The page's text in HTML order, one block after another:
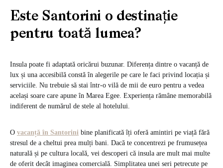
Este Santorini o destinație
pentru toată lumea?
Insula poate fi adaptată oricărui buzunar. Diferența dintre o vacanță de
lux și una accesibilă constă în alegerile pe care le faci privind locația și
serviciile. Nu trebuie să stai într-o vilă de mii de euro pentru a vedea
același soare care apune în Marea Egee. Experiența rămâne memorabilă
indiferent de numărul de stele al hotelului.
O vacanță în Santorini bine planificată îți oferă amintiri pe viață fără
stresul de a cheltui prea mulți bani. Dacă te concentrezi pe frumusețea
naturală și pe cultura locală, vei descoperi că insula are mult mai multe
de oferit decât imaginea comercială. Simplitatea unei seri petrecute pe